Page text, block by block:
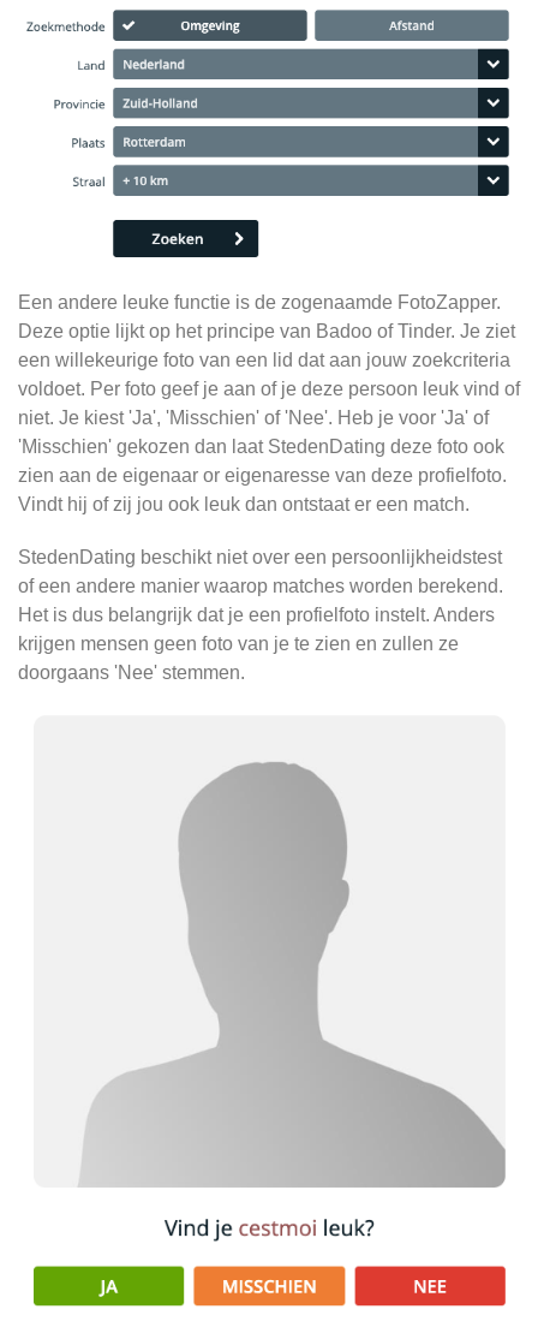
Een andere leuke functie is de zogenaamde FotoZapper.
Deze optie lijkt op het principe van Badoo of Tinder. Je ziet
een willekeurige foto van een lid dat aan jouw zoekcriteria
voldoet. Per foto geef je aan of je deze persoon leuk vind of
niet. Je kiest 'Ja', 'Misschien' of 'Nee'. Heb je voor 'Ja' of
'Misschien' gekozen dan laat StedenDating deze foto ook
zien aan de eigenaar or eigenaresse van deze profielfoto.
Vindt hij of zij jou ook leuk dan ontstaat er een match.
StedenDating beschikt niet over een persoonlijkheidstest
of een andere manier waarop matches worden berekend.
Het is dus belangrijk dat je een profielfoto instelt. Anders
krijgen mensen geen foto van je te zien en zullen ze
doorgaans 'Nee' stemmen.